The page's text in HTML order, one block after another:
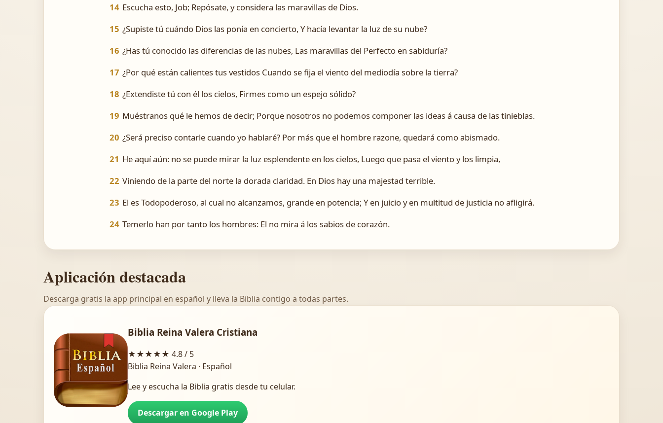
14 Escucha esto, Job; Repósate, y considera las maravillas de Dios.
15 ¿Supiste tú cuándo Dios las ponía en concierto, Y hacía levantar la luz de su nube?
16 ¿Has tú conocido las diferencias de las nubes, Las maravillas del Perfecto en sabiduría?
17 ¿Por qué están calientes tus vestidos Cuando se fija el viento del mediodía sobre la tierra?
18 ¿Extendiste tú con él los cielos, Firmes como un espejo sólido?
19 Muéstranos qué le hemos de decir; Porque nosotros no podemos componer las ideas á causa de las tinieblas.
20 ¿Será preciso contarle cuando yo hablaré? Por más que el hombre razone, quedará como abismado.
21 He aquí aún: no se puede mirar la luz esplendente en los cielos, Luego que pasa el viento y los limpia,
22 Viniendo de la parte del norte la dorada claridad. En Dios hay una majestad terrible.
23 El es Todopoderoso, al cual no alcanzamos, grande en potencia; Y en juicio y en multitud de justicia no afligirá.
24 Temerlo han por tanto los hombres: El no mira á los sabios de corazón.
Aplicación destacada
Descarga gratis la app principal en español y lleva la Biblia contigo a todas partes.
Biblia Reina Valera Cristiana
★★★★★ 4.8 / 5
Biblia Reina Valera · Español
Lee y escucha la Biblia gratis desde tu celular.
Descargar en Google Play